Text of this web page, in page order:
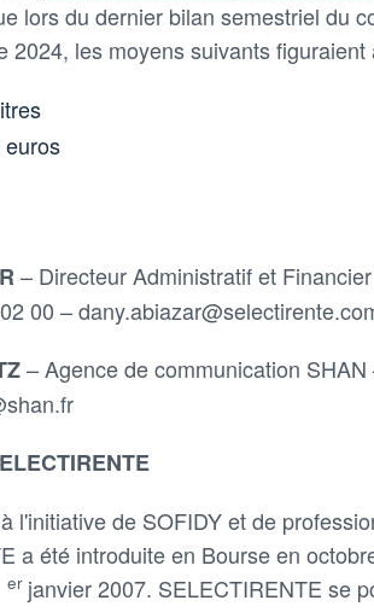
lors du dernier bilan semestriel du
2024, les moyens suivants
– Directeur Administratif et
00 –
– Agence de communication
l'initiative de SOFIDY et de
a été introduite en Bourse en
er janvier 2007. SELECTIRENTE se